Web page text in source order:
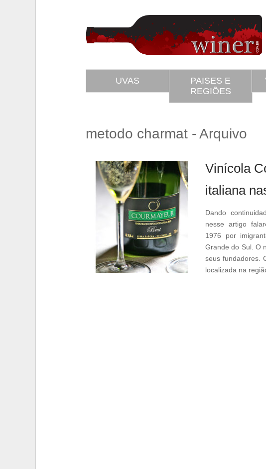
UVAS
PAISES E
REGIÕES
metodo charmat - Arquivo
Vinícola
italiana
Dando
nesse artigo
1976 por
Grande do Sul. O
seus fundadores.
localizada na